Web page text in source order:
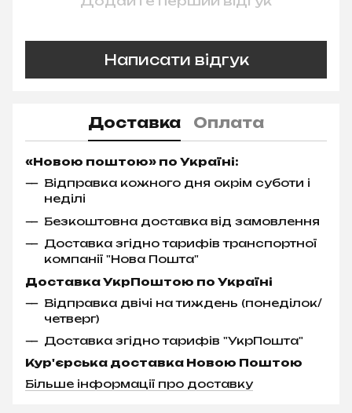
Написати відгук
Доставка Оплата
«Новою поштою» по Україні:
Відправка кожного дня окрім суботи і
неділі
Безкоштовна доставка від замовлення
Доставка згідно тарифів транспортної
компанії "Нова Пошта"
Доставка УкрПоштою по Україні
Відправка двічі на тиждень (понеділок/
четверг)
Доставка згідно тарифів "УкрПошта"
Кур'єрська доставка Новою Поштою
Більше інформації про доставку